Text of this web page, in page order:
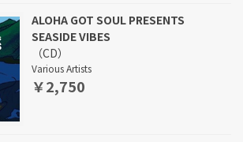
ALOHA GOT SOUL PRESENTS
SEASIDE VIBES
（CD）
Various Artists
￥2,750